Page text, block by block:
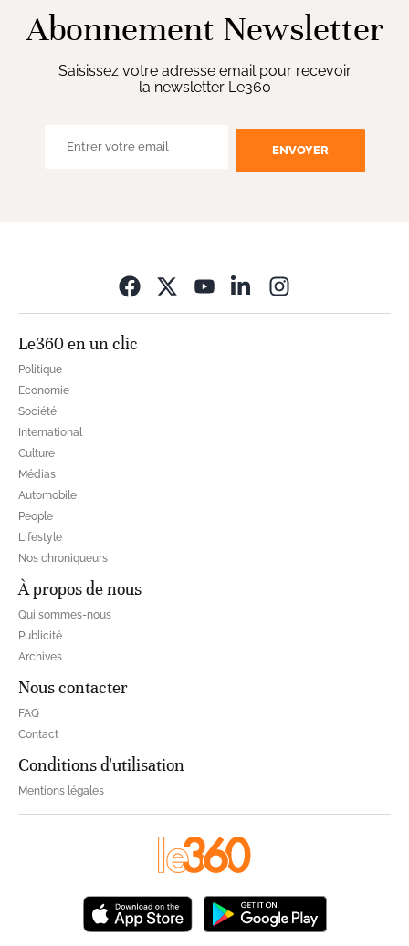
Abonnement Newsletter
Saisissez votre adresse email pour recevoir
la newsletter Le360
ENVOYER
Le360 en un clic
Politique
Economie
Société
International
Culture
Médias
Automobile
People
Lifestyle
Nos chroniqueurs
À propos de nous
Qui sommes-nous
Publicité
Archives
Nous contacter
FAQ
Contact
Conditions d'utilisation
Mentions légales